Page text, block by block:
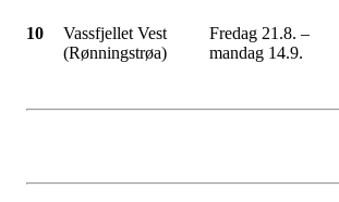
10
Vassfjellet Vest
(Rønningstrøa)
Fredag 21.8. –
mandag 14.9.